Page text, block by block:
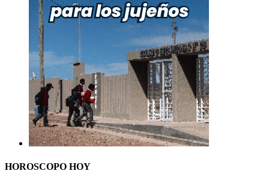
HOROSCOPO HOY